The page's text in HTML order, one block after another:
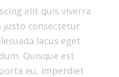
elit quis viverra.
justo consectetur
lacus eget
Quisque est
eu, imperdiet